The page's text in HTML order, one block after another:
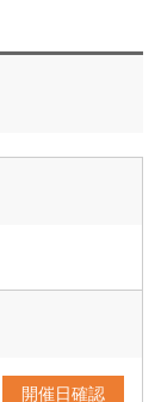
開催日確認